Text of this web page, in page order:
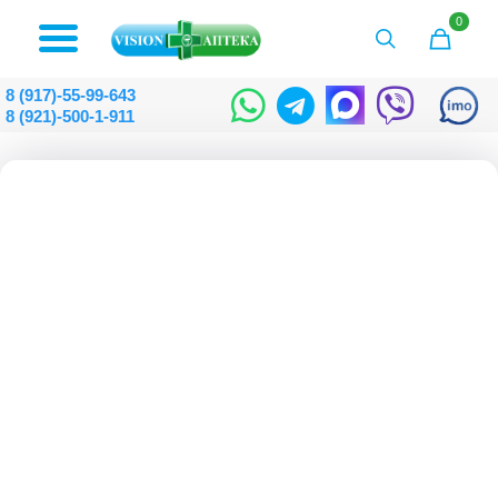
0
8 (917)-55-99-643
8 (921)-500-1-911